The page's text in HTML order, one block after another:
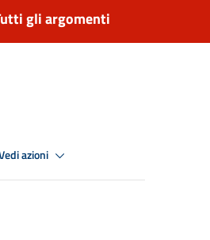
gli argomenti
azioni